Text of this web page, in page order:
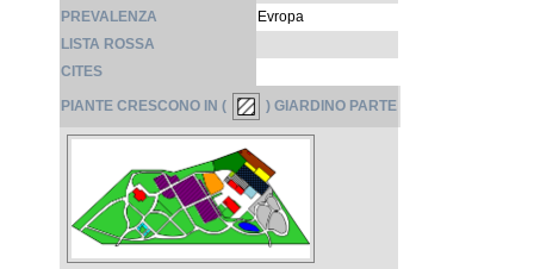
PREVALENZA
Evropa
LISTA ROSSA
CITES
PIANTE CRESCONO IN ( ) GIARDINO PARTE